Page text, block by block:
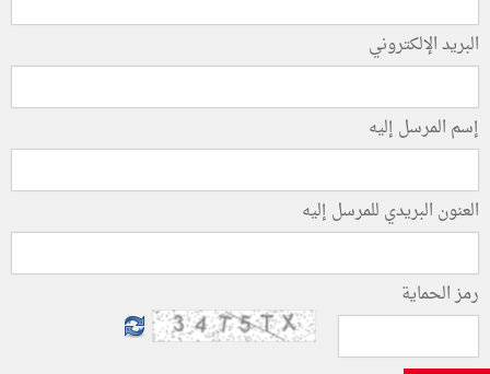
البريد الإلكتروني
إسم المرسل إليه
العنون البريدي للمرسل إليه
رمز الحماية